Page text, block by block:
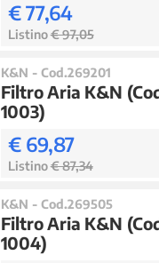
€ 77,64
Listino€ 97,05
K&N - Cod.269201
Filtro Aria K&N
1003)
€ 69,87
Listino€ 87,34
K&N - Cod.269505
Filtro Aria K&N
1004)